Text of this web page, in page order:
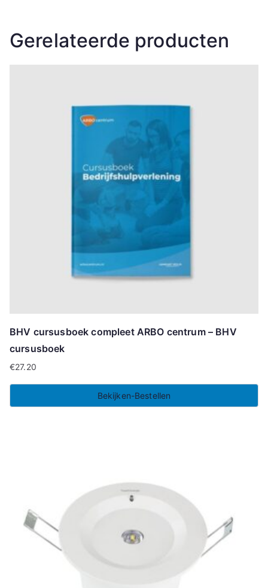
Gerelateerde producten
BHV cursusboek compleet ARBO centrum – BHV
cursusboek
€27.20
Bekijken-Bestellen